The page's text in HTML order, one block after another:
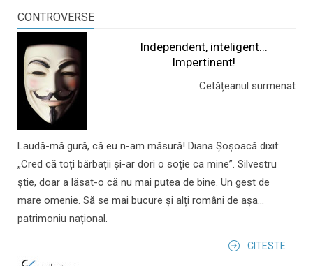
CONTROVERSE
Independent, inteligent...
Impertinent!
Cetățeanul surmenat
Laudă-mă gură, că eu n-am măsură! Diana Șoșoacă dixit:
„Cred că toți bărbații și-ar dori o soție ca mine”. Silvestru
știe, doar a lăsat-o că nu mai putea de bine. Un gest de
mare omenie. Să se mai bucure și alți români de așa...
patrimoniu național.
CITESTE